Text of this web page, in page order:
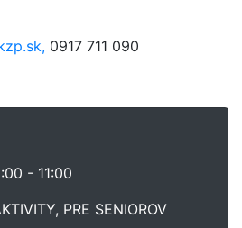
0917 711 090
- 11:00
PRE SENIOROV